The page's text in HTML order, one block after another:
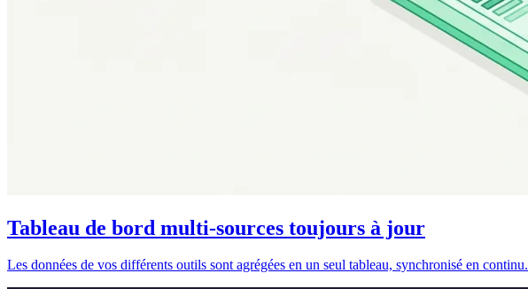
Tableau de bord multi-sources toujours à jour
Les données de vos différents outils sont agrégées en un seul tableau, synchronisé en continu.